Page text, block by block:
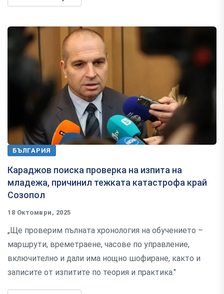
БЪЛГАРИЯ
Караджов поиска проверка на изпита на
младежа, причинил тежката катастрофа край
Созопол
18 Октомври, 2025
„Ще проверим пълната хронология на обучението –
маршрути, времетраене, часове по управление,
включително и дали има нощно шофиране, както и
записите от изпитите по теория и практика."